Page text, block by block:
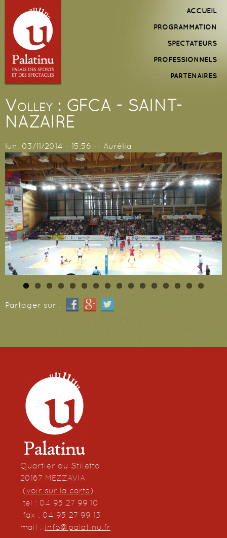
Menu
principal
ACCUEIL
PROGRAMMATION
SPECTATEURS
PROFESSIONNELS
PARTENAIRES
Volley : GFCA - SAINT-
NAZAIRE
lun, 03/11/2014 - 15:56 -- Aurélia
Partager sur :
Quartier du Stiletto
20167 MEZZAVIA
(voir sur la carte)
tel : 04 95 27 99 10
fax : 04 95 27 99 13
mail : info@palatinu.fr